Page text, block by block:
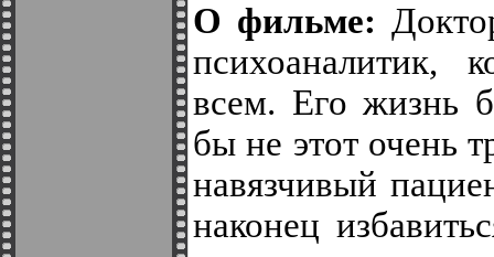
О фильме:
психоаналитик,
всем. Его жизнь
бы не этот очень
навязчивый
наконец